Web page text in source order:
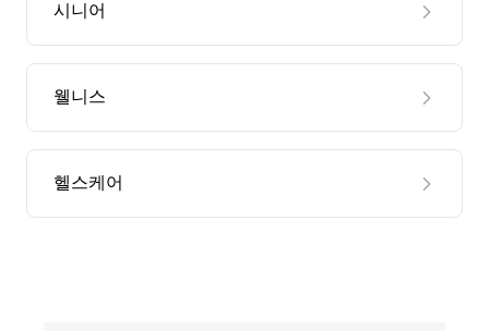
시니어
웰니스
헬스케어